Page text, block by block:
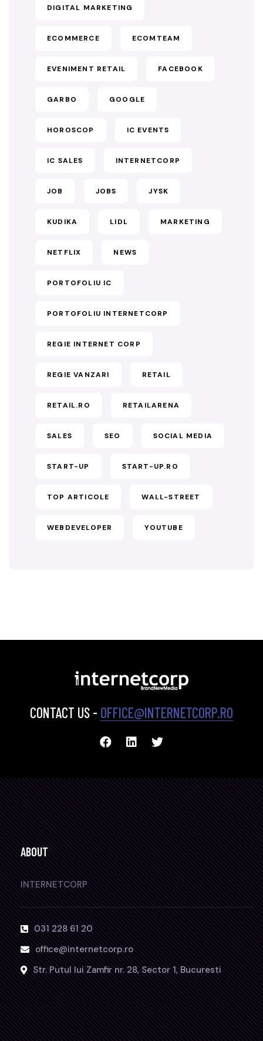
DIGITAL MARKETING
ECOMMERCE ECOMTEAM
EVENIMENT RETAIL FACEBOOK
GARBO GOOGLE
HOROSCOP IC EVENTS
IC SALES INTERNETCORP
JOB JOBS JYSK
KUDIKA LIDL MARKETING
NETFLIX NEWS
PORTOFOLIU IC
PORTOFOLIU INTERNETCORP
REGIE INTERNET CORP
REGIE VANZARI RETAIL
RETAIL.RO RETAILARENA
SALES SEO SOCIAL MEDIA
START-UP START-UP.RO
TOP ARTICOLE WALL-STREET
WEBDEVELOPER YOUTUBE
CONTACT US - OFFICE@INTERNETCORP.RO
ABOUT
INTERNETCORP
031 228 61 20
office@internetcorp.ro
Str. Putul lui Zamfir nr. 28, Sector 1, Bucuresti